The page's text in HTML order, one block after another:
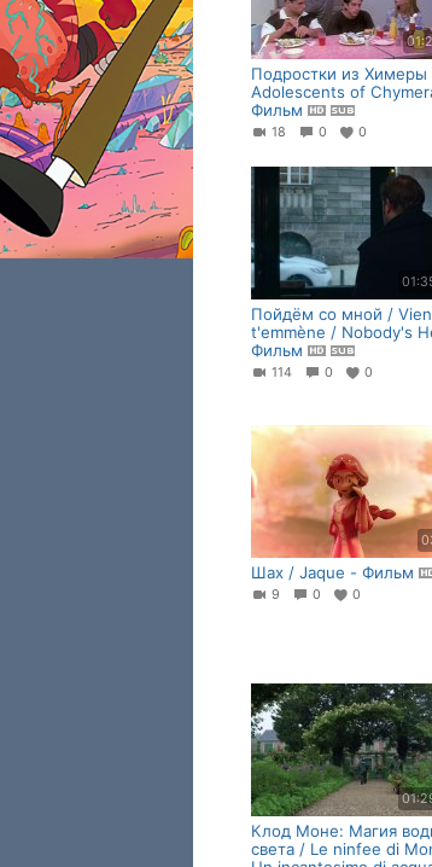
Подростки из Химеры
Adolescents of
Фильм
18 0 0
Пойдём со мной /
t'emmène / Nobody's
Фильм
114 0 0
Шах / Jaque - Фильм
9 0 0
Клод Моне: Магия
света / Le ninfee di